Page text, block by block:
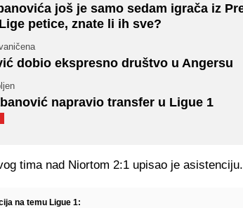
još je samo sedam igrača iz
petice, znate li ih sve?
dobio ekspresno društvo u Angersu
napravio transfer u Ligue 1
tima nad Niortom 2:1 upisao je asistenciju.
na temu Ligue 1: